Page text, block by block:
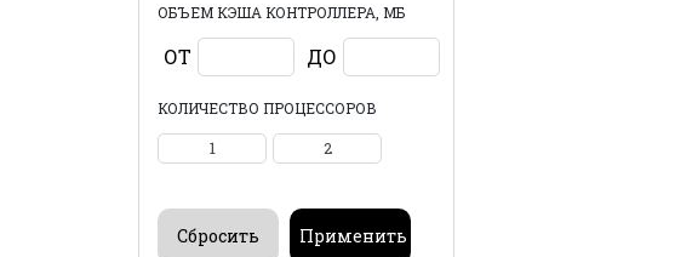
ОБЪЕМ КЭША КОНТРОЛЛЕРА, МБ
ОТ ДО
КОЛИЧЕСТВО ПРОЦЕССОРОВ
1 2